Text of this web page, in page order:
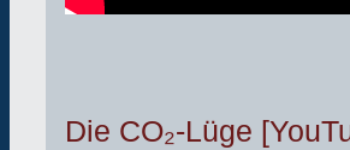
Die CO₂-Lüge